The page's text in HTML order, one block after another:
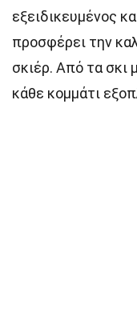
εξειδικευμένος
προσφέρει την
σκιέρ. Από τα σκι
κάθε κομμάτι